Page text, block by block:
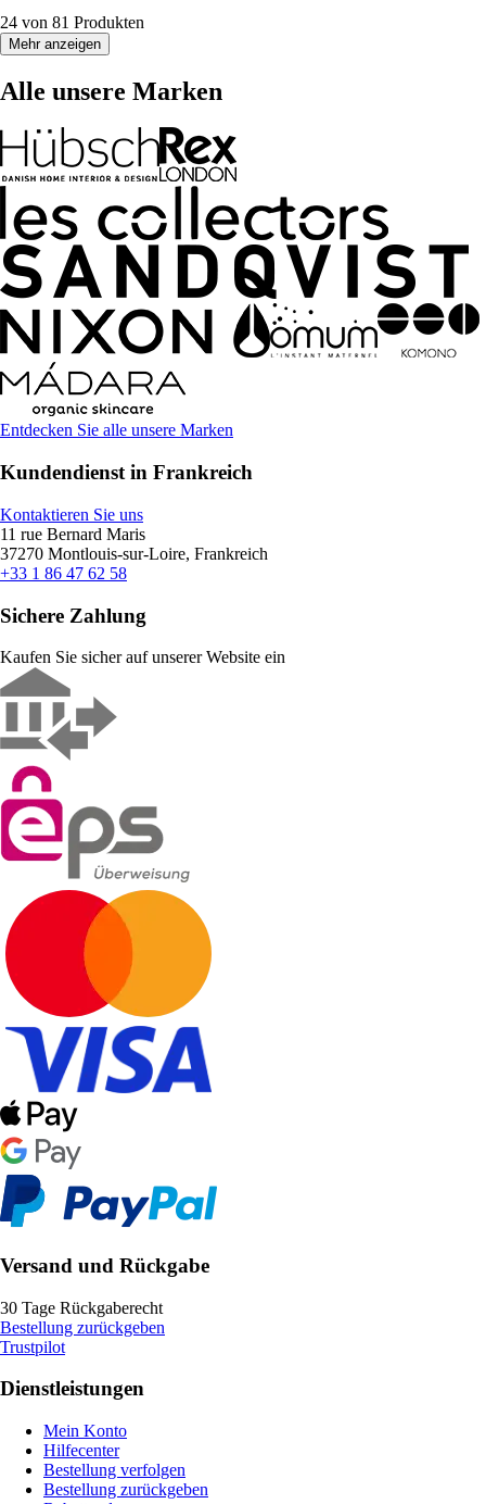
24 von 81 Produkten
Mehr anzeigen
Alle unsere Marken
Entdecken Sie alle unsere Marken
Kundendienst in Frankreich
Kontaktieren Sie uns
11 rue Bernard Maris
37270 Montlouis-sur-Loire, Frankreich
+33 1 86 47 62 58
Sichere Zahlung
Kaufen Sie sicher auf unserer Website ein
Versand und Rückgabe
30 Tage Rückgaberecht
Bestellung zurückgeben
Trustpilot
Dienstleistungen
Mein Konto
Hilfecenter
Bestellung verfolgen
Bestellung zurückgeben